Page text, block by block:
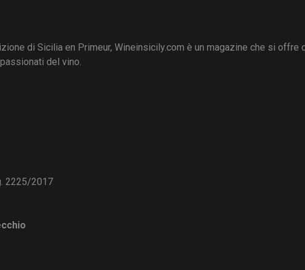
di Sicilia en Primeur, Wineinsicily.com è un magazine che si offre
del vino.
2225/2017